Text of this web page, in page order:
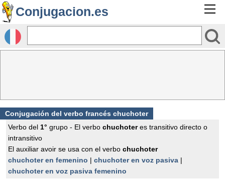
Conjugacion.es
Conjugación del verbo francés chuchoter
Verbo del 1° grupo - El verbo chuchoteres transitivo directo o
intransitivo
El auxiliar avoir se usa con el verbo chuchoter
chuchoter en femenino | chuchoter en voz pasiva |
chuchoter en voz pasiva femenino